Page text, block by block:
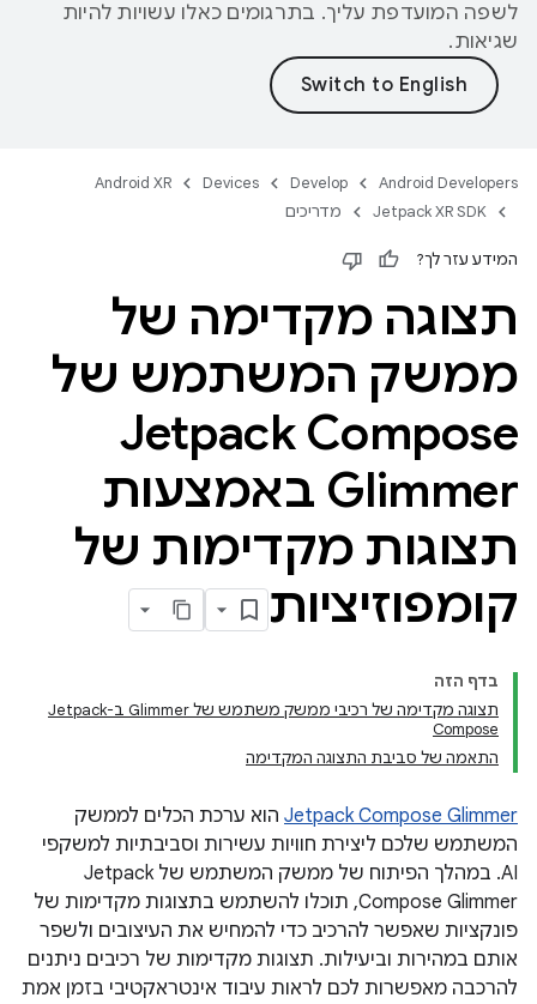
לשפה המועדפת עליך. בתרגומים כאלו עשויות להיות
שגיאות.
Android Developers
Develop
Devices
Android XR
Jetpack XR SDK
מדריכים
המידע עזר לך?
תצוגה מקדימה של
ממשק המשתמש של
Jetpack Compose
Glimmer באמצעות
תצוגות מקדימות של
קומפוזיציות
בדף הזה
תצוגה מקדימה של רכיבי ממשק משתמש של Glimmer ב-Jetpack
Compose
התאמה של סביבת התצוגה המקדימה
Jetpack Compose Glimmer הוא ערכת הכלים לממשק
המשתמש שלכם ליצירת חוויות עשירות וסביבתיות למשקפי
AI. במהלך הפיתוח של ממשק המשתמש של Jetpack
Compose Glimmer, תוכלו להשתמש בתצוגות מקדימות של
פונקציות שאפשר להרכיב כדי להמחיש את העיצובים ולשפר
אותם במהירות וביעילות. תצוגות מקדימות של רכיבים ניתנים
להרכבה מאפשרות לכם לראות עיבוד אינטראקטיבי בזמן אמת